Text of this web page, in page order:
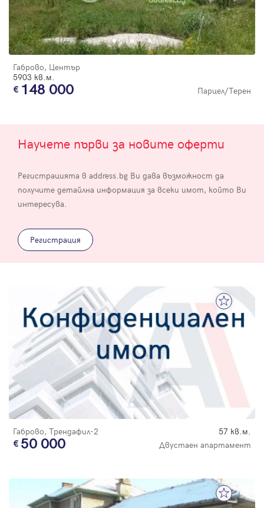
Габрово, Център
5903 кв.м.
148 000 Парцел/Терен
Научете първи за новите оферти
Регистрацията в address.bg Ви дава възможност да
получите детайлна информация за всеки имот, който Ви
интересува.
Регистрация
Габрово, Трендафил-2 57 кв.м.
50 000 Двустаен апартамент